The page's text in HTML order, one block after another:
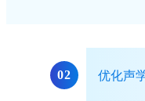
02 优化声